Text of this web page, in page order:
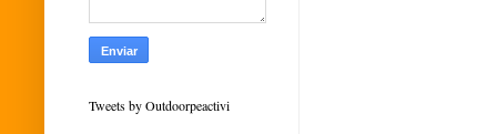
Tweets by Outdoorpeactivi